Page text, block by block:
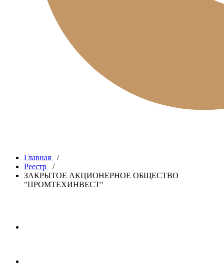
Главная
/
Реестр
/
ЗАКРЫТОЕ АКЦИОНЕРНОЕ ОБЩЕСТВО
"ПРОМТЕХИНВЕСТ"